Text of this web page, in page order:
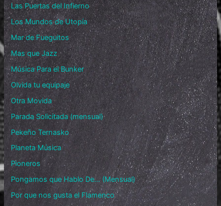
Las Puertas del Infierno
Los Mundos de Utopía
Mar de Fueguitos
Mas que Jazz
Música Para el Bunker
Olvida tu equipaje
Otra Movida
Parada Solicitada (mensual)
Pekeño Ternasko
Planeta Música
Pioneros
Pongamos que Hablo De… (Mensual)
Por que nos gusta el Flamenco